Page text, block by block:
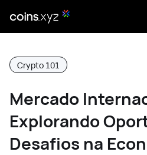
Crypto 101
Mercado
Explorando
Desafios na